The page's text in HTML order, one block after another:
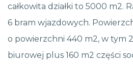
całkowita działki to 5000 m2.
6 bram wjazdowych.
o powierzchni 440 m2, w tym
biurowej plus 160 m2 części